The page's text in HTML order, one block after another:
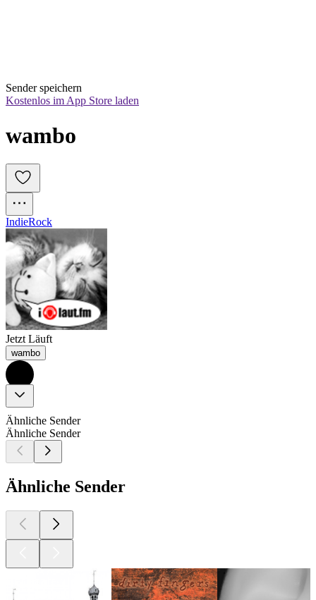
Sender speichern
Kostenlos im App Store laden
wambo
IndieRock
Jetzt Läuft
wambo
Ähnliche Sender
Ähnliche Sender
Ähnliche Sender